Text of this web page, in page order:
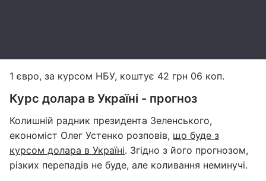
1 євро, за курсом НБУ, коштує 42 грн 06 коп.
Курс долара в Україні - прогноз
Колишній радник президента Зеленського,
економіст Олег Устенко розповів, що буде з
курсом долара в Україні. Згідно з його прогнозом,
різких перепадів не буде, але коливання неминучі.